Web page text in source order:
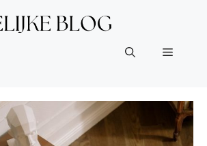
Menu